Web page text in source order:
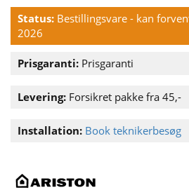
Status: Bestillingsvare - kan
2026
Prisgaranti: Prisgaranti
Levering: Forsikret pakke fra 45,-
Installation: Book teknikerbesøg